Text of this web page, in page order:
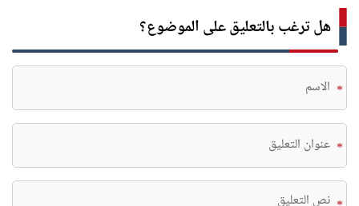
هل ترغب بالتعليق على الموضوع؟
*
*